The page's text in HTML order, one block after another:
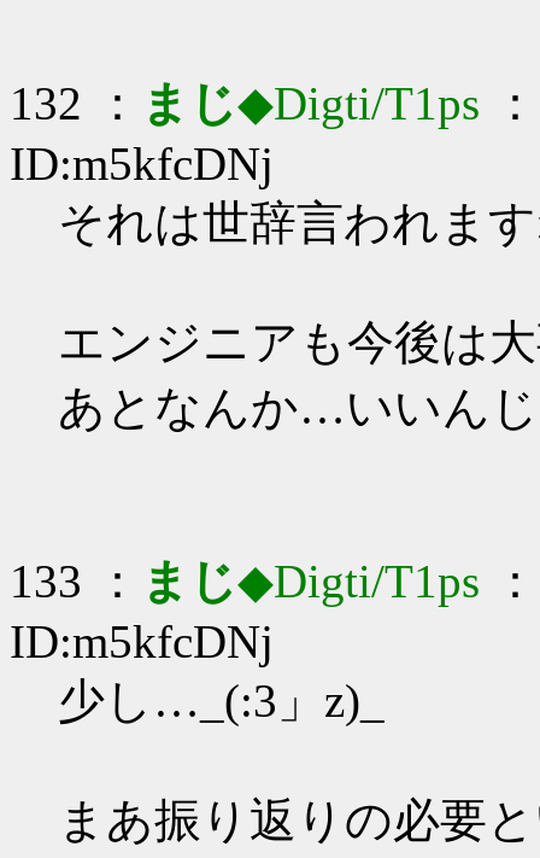
132 ： まじ◆Digti/T1ps
ID:m5kfcDNj
それは世辞言われま
エンジニアも今後は
あとなんか…いいん
133 ： まじ◆Digti/T1ps
ID:m5kfcDNj
少し…_(:3」z)_
まあ振り返りの必要